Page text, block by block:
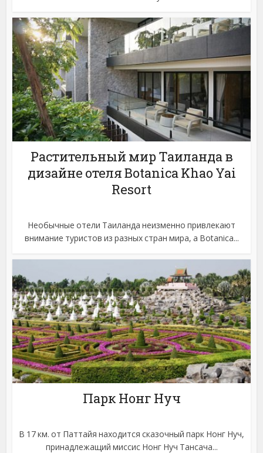
Растительный мир Таиланда в
дизайне отеля Botanica Khao Yai
Resort
Необычные отели Таиланда неизменно привлекают
внимание туристов из разных стран мира, а Botanica...
Парк Нонг Нуч
В 17 км. от Паттайя находится сказочный парк Нонг Нуч,
принадлежащий миссис Нонг Нуч Тансача...